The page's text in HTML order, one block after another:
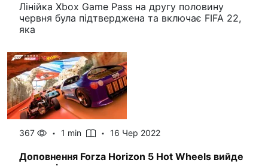
Лінійка Xbox Game Pass на другу половину
червня була підтверджена та включає FIFA 22,
яка
367 1 min 16 Чер 2022
Доповнення Forza Horizon 5 Hot Wheels вийде